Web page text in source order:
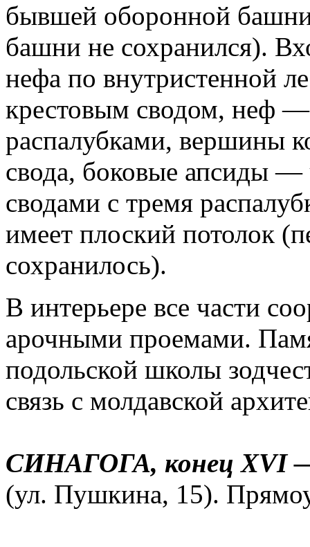
бывшей оборонной
башни не сохранился).
нефа по внутристенной
крестовым сводом, неф
распалубками, вершины
свода, боковые апсиды —
сводами с тремя
имеет плоский потолок
сохранилось).
В интерьере все части
арочными проемами.
подольской школы
связь с молдавской
СИНАГОГА, конец XVI
(ул. Пушкина, 15).